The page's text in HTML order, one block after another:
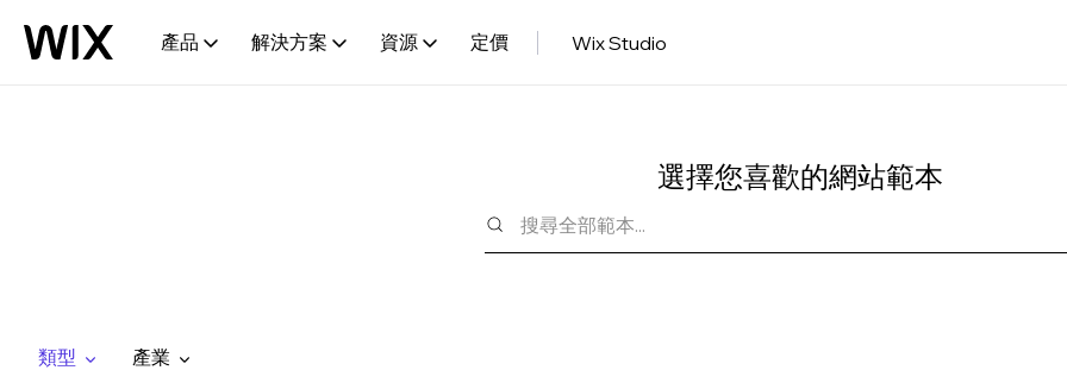
產品 解決方案 資源 定價 Wix Studio
選擇您喜歡的網站範本
類型 產業